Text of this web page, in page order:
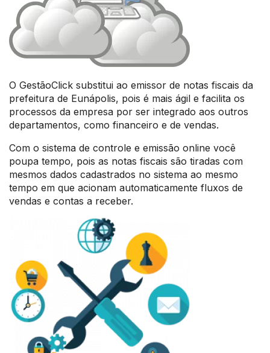
O GestãoClick substitui ao emissor de notas fiscais da
prefeitura de Eunápolis, pois é mais ágil e facilita os
processos da empresa por ser integrado aos outros
departamentos, como financeiro e de vendas.
Com o sistema de controle e emissão online você
poupa tempo, pois as notas fiscais são tiradas com
mesmos dados cadastrados no sistema ao mesmo
tempo em que acionam automaticamente fluxos de
vendas e contas a receber.